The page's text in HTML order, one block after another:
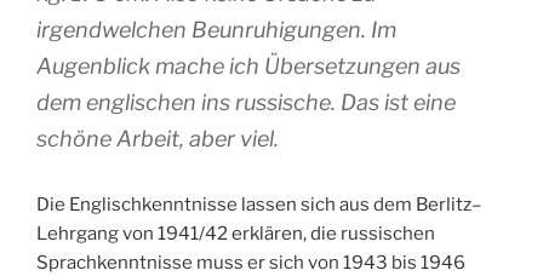
irgendwelchen Beunruhigungen. Im
Augenblick mache ich Übersetzungen aus
dem englischen ins russische. Das ist eine
schöne Arbeit, aber viel.
Die Englischkenntnisse lassen sich aus dem Berlitz–
Lehrgang von 1941/42 erklären, die russischen
Sprachkenntnisse muss er sich von 1943 bis 1946